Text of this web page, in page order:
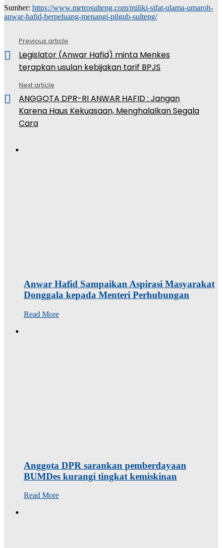
Sumber: https://www.metrosulteng.com/miliki-sifat-ulama-umaroh-
anwar-hafid-berpeluang-menangi-pilgub-sulteng/
See
more
Previous article
Legislator (Anwar Hafid) minta Menkes
terapkan usulan kebijakan tarif BPJS
Next article
ANGGOTA DPR-RI ANWAR HAFID : Jangan
Karena Haus Kekuasaan, Menghalalkan Segala
Cara
Anwar Hafid Sampaikan Aspirasi Masyarakat
Donggala kepada Menteri Perhubungan
Read More
Anggota DPR sarankan pemberdayaan
BUMDes kurangi tingkat kemiskinan
Read More